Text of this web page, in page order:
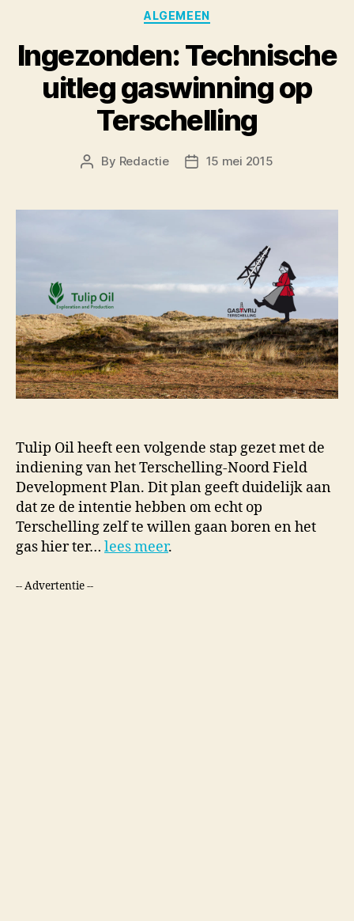
Categories
ALGEMEEN
Ingezonden: Technische
uitleg gaswinning op
Terschelling
Post
By Redactie
Post15 mei 2015
Tulip Oil heeft een volgende stap gezet met de
indiening van het Terschelling-Noord Field
Development Plan. Dit plan geeft duidelijk aan
dat ze de intentie hebben om echt op
Terschelling zelf te willen gaan boren en het
gas hier ter… lees meer.
-- Advertentie --